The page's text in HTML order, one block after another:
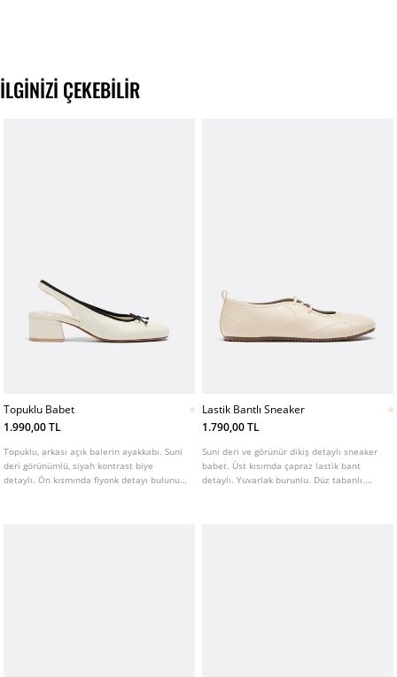
İLGINIZI ÇEKEBILIR
Topuklu Babet
1.990,00 TL
Topuklu, arkası açık balerin ayakkabı. Suni
deri görünümlü, siyah kontrast biye
detaylı. Ön kısmında fiyonk detayı bulunur.
Lastik Bantlı Sneaker
1.790,00 TL
Suni deri ve görünür dikiş detaylı sneaker
babet. Üst kısımda çapraz lastik bant
detaylı. Yuvarlak burunlu. Düz tabanlı.